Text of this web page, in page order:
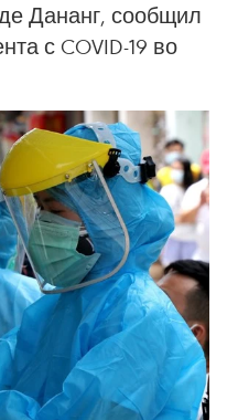
Дананг, сообщил
с COVID-19 во